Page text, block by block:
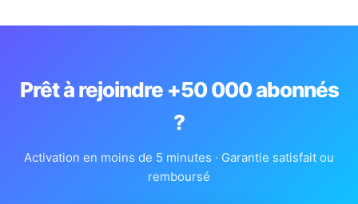
Prêt à rejoindre +50 000 abonnés
?
Activation en moins de 5 minutes · Garantie satisfait ou
remboursé